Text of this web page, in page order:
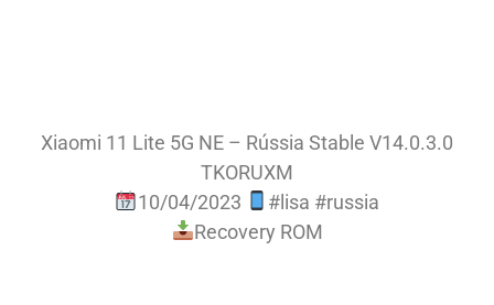
Xiaomi 11 Lite 5G NE – Rússia Stable V14.0.3.0
TKORUXM
10/04/2023
#lisa #russia
Recovery ROM